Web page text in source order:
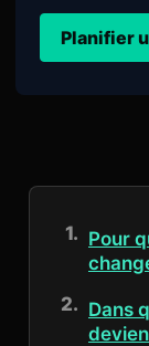
Planifier
Pour
Dans